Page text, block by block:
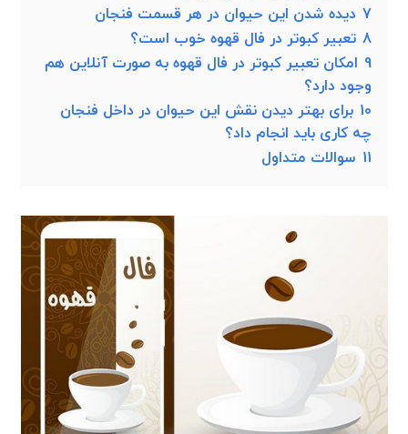
7 دیده شدن این حیوان در هر قسمت فنجان
8 تعبیر کبوتر در فال قهوه خوب است؟
9 امکان تعبیر کبوتر در فال قهوه به صورت آنلاین هم
وجود دارد؟
10 برای بهتر دیدن نقش این حیوان در داخل فنجان
چه کاری باید انجام داد؟
11 سوالات متداول